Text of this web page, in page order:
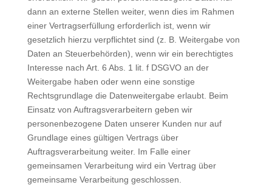
dann an externe Stellen weiter, wenn dies im Rahmen
einer Vertragserfüllung erforderlich ist, wenn wir
gesetzlich hierzu verpflichtet sind (z. B. Weitergabe von
Daten an Steuerbehörden), wenn wir ein berechtigtes
Interesse nach Art. 6 Abs. 1 lit. f DSGVO an der
Weitergabe haben oder wenn eine sonstige
Rechtsgrundlage die Datenweitergabe erlaubt. Beim
Einsatz von Auftragsverarbeitern geben wir
personenbezogene Daten unserer Kunden nur auf
Grundlage eines gültigen Vertrags über
Auftragsverarbeitung weiter. Im Falle einer
gemeinsamen Verarbeitung wird ein Vertrag über
gemeinsame Verarbeitung geschlossen.